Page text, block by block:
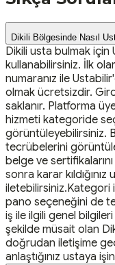
Dikili Bölgesinde Nasıl
Dikili usta bulmak
kullanabilirsiniz. İlk
numaranız ile
olmak ücretsizdir.
saklanır. Platforma
hizmeti kategoride
görüntüleyebilirsiniz.
tecrübelerini
belge ve
sonra karar
iletebilirsiniz.Kategori
pano seçeneğini de
iş ile ilgili genel
şekilde müsait olan
doğrudan iletişime
anlaştığınız ustaya